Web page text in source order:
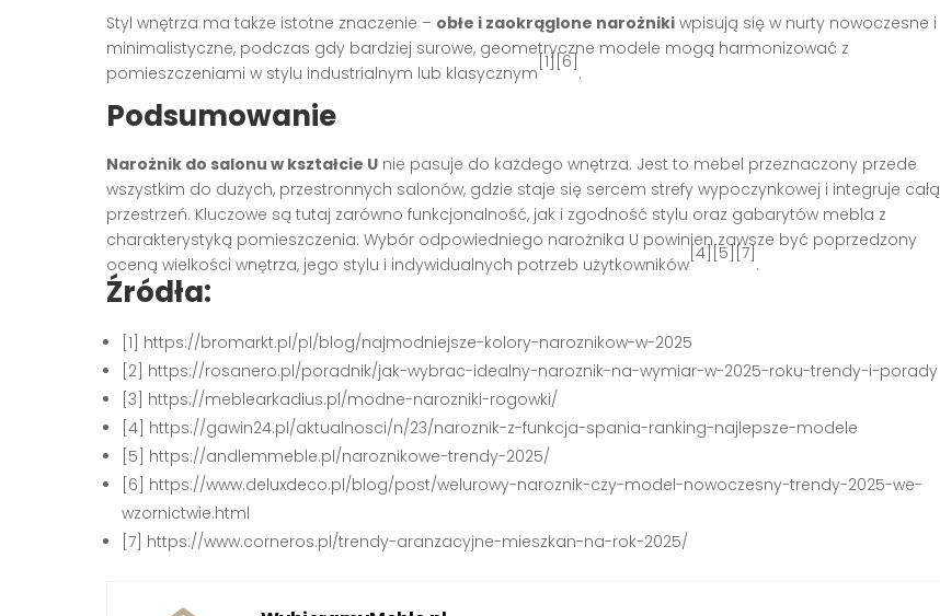
Styl wnętrza ma także istotne znaczenie – obłe i zaokrąglone narożniki wpisują się w nurty nowoczesne i
minimalistyczne, podczas gdy bardziej surowe, geometryczne modele mogą harmonizować z
pomieszczeniami w stylu industrialnym lub klasycznym
[1][6]
.
Podsumowanie
Narożnik do salonu w kształcie U nie pasuje do każdego wnętrza. Jest to mebel przeznaczony przede
wszystkim do dużych, przestronnych salonów, gdzie staje się sercem strefy wypoczynkowej i integruje całą
przestrzeń. Kluczowe są tutaj zarówno funkcjonalność, jak i zgodność stylu oraz gabarytów mebla z
charakterystyką pomieszczenia. Wybór odpowiedniego narożnika U powinien zawsze być poprzedzony
oceną wielkości wnętrza, jego stylu i indywidualnych potrzeb użytkowników
[4][5][7]
.
Źródła:
[1] https://bromarkt.pl/pl/blog/najmodniejsze-kolory-naroznikow-w-2025
[2] https://rosanero.pl/poradnik/jak-wybrac-idealny-naroznik-na-wymiar-w-2025-roku-trendy-i-porady
[3] https://meblearkadius.pl/modne-narozniki-rogowki/
[4] https://gawin24.pl/aktualnosci/n/23/naroznik-z-funkcja-spania-ranking-najlepsze-modele
[5] https://andlemmeble.pl/naroznikowe-trendy-2025/
[6] https://www.deluxdeco.pl/blog/post/welurowy-naroznik-czy-model-nowoczesny-trendy-2025-we-
wzornictwie.html
[7] https://www.corneros.pl/trendy-aranzacyjne-mieszkan-na-rok-2025/